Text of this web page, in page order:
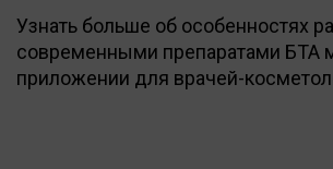
Узнать больше об особенностях
современными препаратами БТА
приложении для врачей-